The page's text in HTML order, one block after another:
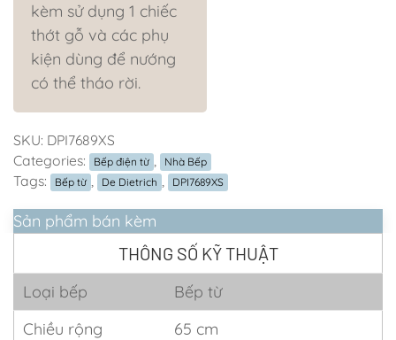
kèm sử dụng 1 chiếc
thớt gỗ và các phụ
kiện dùng để nướng
có thể tháo rời.
SKU: DPI7689XS
Categories:
Bếp điện từ , Nhà Bếp
Tags: Bếp từ , De Dietrich , DPI7689XS
Sản phẩm bán kèm
THÔNG SỐ KỸ THUẬT
Loại bếp
Bếp từ
Chiều rộng
65 cm